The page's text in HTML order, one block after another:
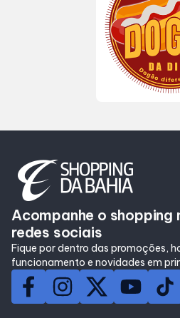
Acompanhe o shopping
redes sociais
Fique por dentro das promoções,
funcionamento e novidades em